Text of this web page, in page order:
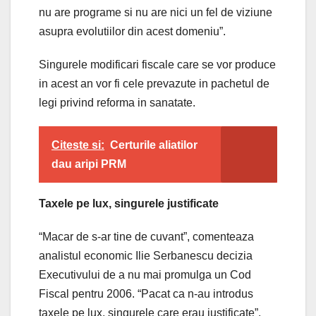
nu are programe si nu are nici un fel de viziune
asupra evolutiilor din acest domeniu”.
Singurele modificari fiscale care se vor produce
in acest an vor fi cele prevazute in pachetul de
legi privind reforma in sanatate.
Citeste si: Certurile aliatilor
dau aripi PRM
Taxele pe lux, singurele justificate
“Macar de s-ar tine de cuvant”, comenteaza
analistul economic Ilie Serbanescu decizia
Executivului de a nu mai promulga un Cod
Fiscal pentru 2006. “Pacat ca n-au introdus
taxele pe lux, singurele care erau justificate”,